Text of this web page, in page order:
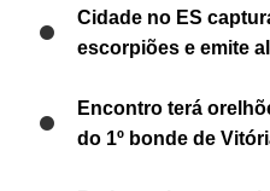
Cidade no ES
escorpiões e emite
Encontro terá
do 1º bonde de